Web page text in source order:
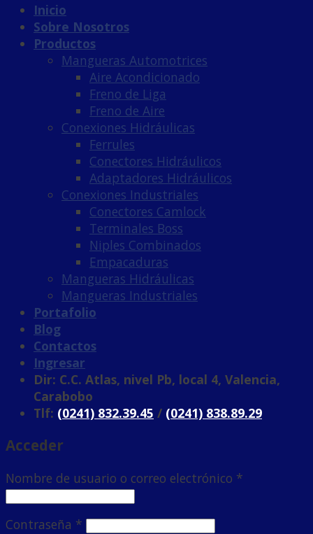
Inicio
Sobre Nosotros
Productos
Mangueras Automotrices
Aire Acondicionado
Freno de Liga
Freno de Aire
Conexiones Hidráulicas
Ferrules
Conectores Hidráulicos
Adaptadores Hidráulicos
Conexiones Industriales
Conectores Camlock
Terminales Boss
Niples Combinados
Empacaduras
Mangueras Hidráulicas
Mangueras Industriales
Portafolio
Blog
Contactos
Ingresar
Dir: C.C. Atlas, nivel Pb, local 4, Valencia,
Carabobo
Tlf: (0241) 832.39.45 / (0241) 838.89.29
Acceder
Nombre de usuario o correo electrónico *
Contraseña *